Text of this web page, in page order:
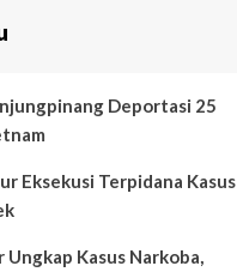
Deportasi 25
Eksekusi Terpidana Kasus
Kasus Narkoba,